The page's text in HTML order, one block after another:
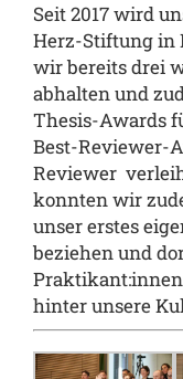
Seit 2017 wird
Herz-Stiftungin
wir bereits drei
abhalten und
Thesis-Awards
Best-Reviewer-
Reviewer
konnten wir
unser erstes
beziehen und
hinter unsere